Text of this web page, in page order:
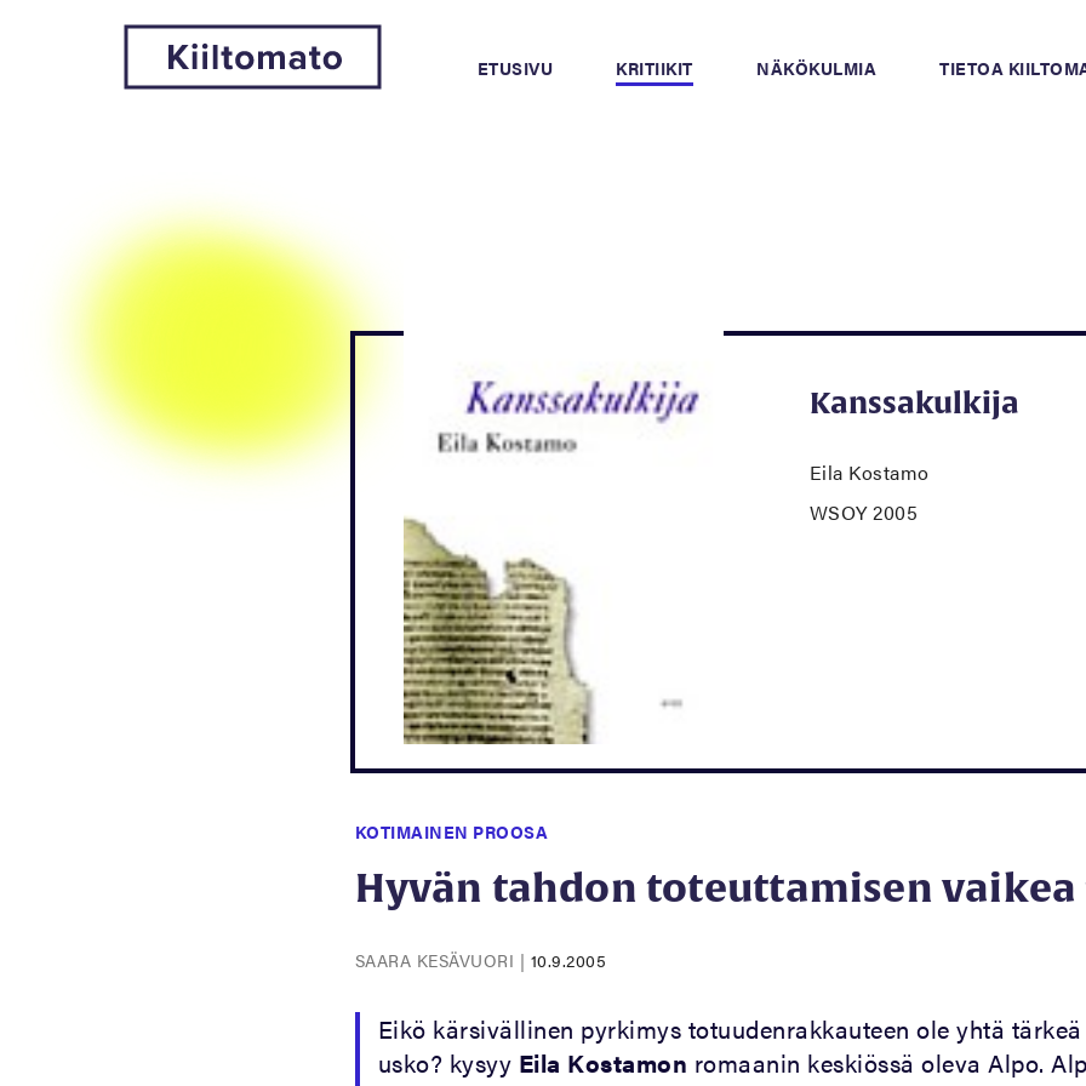
ETUSIVU KRITIIKIT NÄKÖKULMIA TIETOA
Kanssakulkija
Eila Kostamo
WSOY 2005
KOTIMAINEN PROOSA
Hyvän tahdon toteuttamisen
SAARA KESÄVUORI | 10.9.2005
Eikö kärsivällinen pyrkimys totuudenrakkauteen ole yhtä
usko? kysyy Eila Kostamon romaanin keskiössä oleva Alpo.